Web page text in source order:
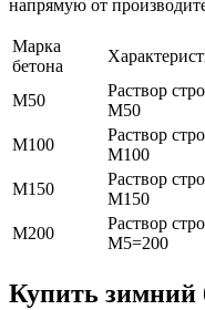
напрямую от
Марка
бетона
М50
Раствор
М50
М100
Раствор
М100
М150
Раствор
М150
М200
Раствор
М5=200
Купить